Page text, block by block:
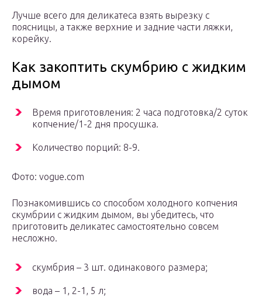
Лучше всего для деликатеса взять вырезку с
поясницы, а также верхние и задние части ляжки,
корейку.
Как закоптить скумбрию с жидким
дымом
Время приготовления: 2 часа подготовка/2 суток
копчение/1-2 дня просушка.
Количество порций: 8-9.
Фото: vogue.com
Познакомившись со способом холодного копчения
скумбрии с жидким дымом, вы убедитесь, что
приготовить деликатес самостоятельно совсем
несложно.
скумбрия – 3 шт. одинакового размера;
вода – 1, 2-1, 5 л;